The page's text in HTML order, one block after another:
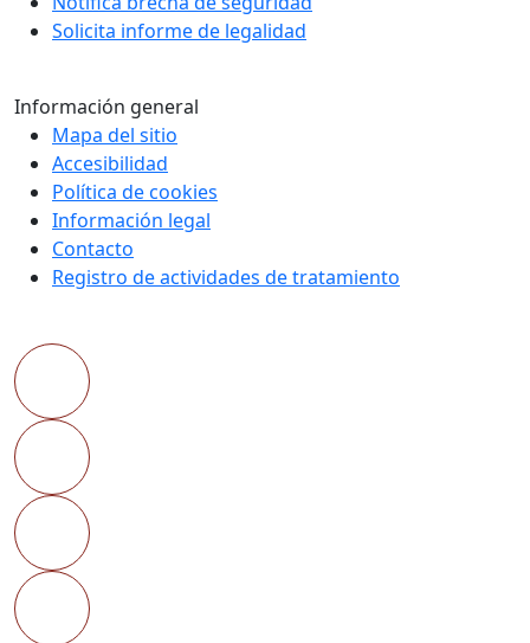
Solicita informe de legalidad
Información general
Mapa del sitio
Accesibilidad
Política de cookies
Información legal
Contacto
Registro de actividades de tratamiento